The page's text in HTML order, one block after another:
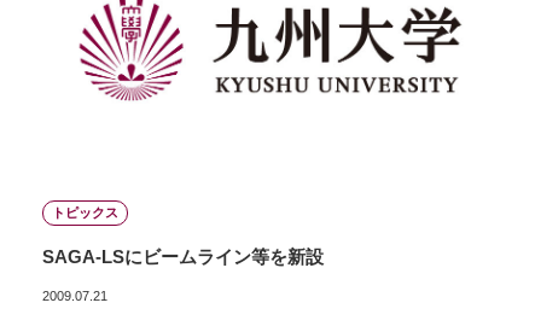
トピックス
SAGA‐LSにビームライン等を新設
2009.07.21